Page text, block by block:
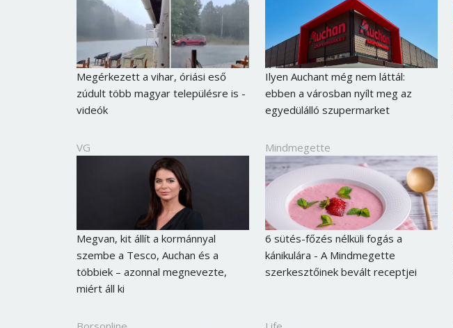
Megérkezett a vihar, óriási eső
zúdult több magyar településre is -
videók
Ilyen Auchant még nem láttál:
ebben a városban nyílt meg az
egyedülálló szupermarket
VG
Megvan, kit állít a kormánnyal
szembe a Tesco, Auchan és a
többiek – azonnal megnevezte,
miért áll ki
Mindmegette
6 sütés-főzés nélküli fogás a
kánikulára - A Mindmegette
szerkesztőinek bevált receptjei
Jelszó
Mégse